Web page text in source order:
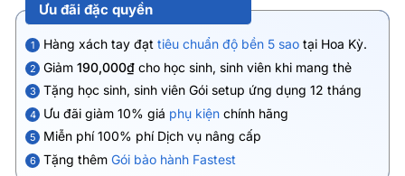
Ưu đãi đặc quyền
1 Hàng xách tay đạt tiêu chuẩn độ bền 5 sao tại Hoa Kỳ.
2 Giảm 190,000₫ cho học sinh, sinh viên khi mang thẻ
3 Tặng học sinh, sinh viên Gói setup ứng dụng 12 tháng
4 Ưu đãi giảm 10% giá phụ kiện chính hãng
5 Miễn phí 100% phí Dịch vụ nâng cấp
6 Tặng thêm Gói bảo hành Fastest